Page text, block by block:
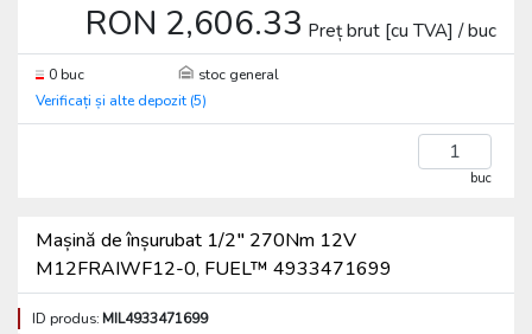
RON 2,606.33 Preț brut [cu TVA] / buc
0 buc
stoc general
Verificați și alte depozit (5)
buc
Mașină de înșurubat 1/2" 270Nm 12V
M12FRAIWF12-0, FUEL™ 4933471699
ID produs:MIL4933471699